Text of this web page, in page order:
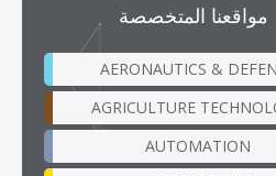
مواقعنا المتخصصة
AERONAUTICS &
AGRICULTURE
AUTOMATION